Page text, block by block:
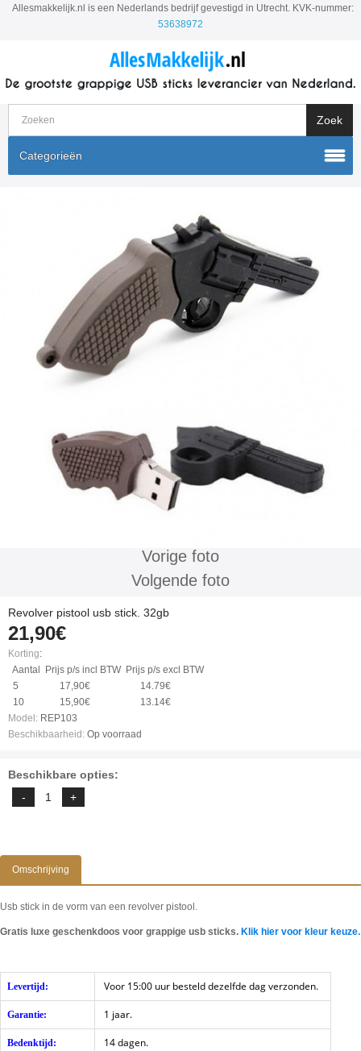
Allesmakkelijk.nl is een Nederlands bedrijf gevestigd in Utrecht. KVK-nummer:
53638972
Categorieën
Vorige foto
Volgende foto
Revolver pistool usb stick. 32gb
21,90€
Korting:
Aantal
Prijs p/s incl BTW Prijs p/s excl BTW
5
17,90€
14.79€
10
15,90€
13.14€
Model: REP103
Beschikbaarheid: Op voorraad
Beschikbare opties:
Omschrijving
Usb stick in de vorm van een revolver pistool.
Gratis luxe geschenkdoos voor grappige usb sticks. Klik hier voor kleur keuze.
Levertijd: Voor 15:00 uur besteld dezelfde dag verzonden.
Garantie: 1 jaar.
Bedenktijd: 14 dagen.